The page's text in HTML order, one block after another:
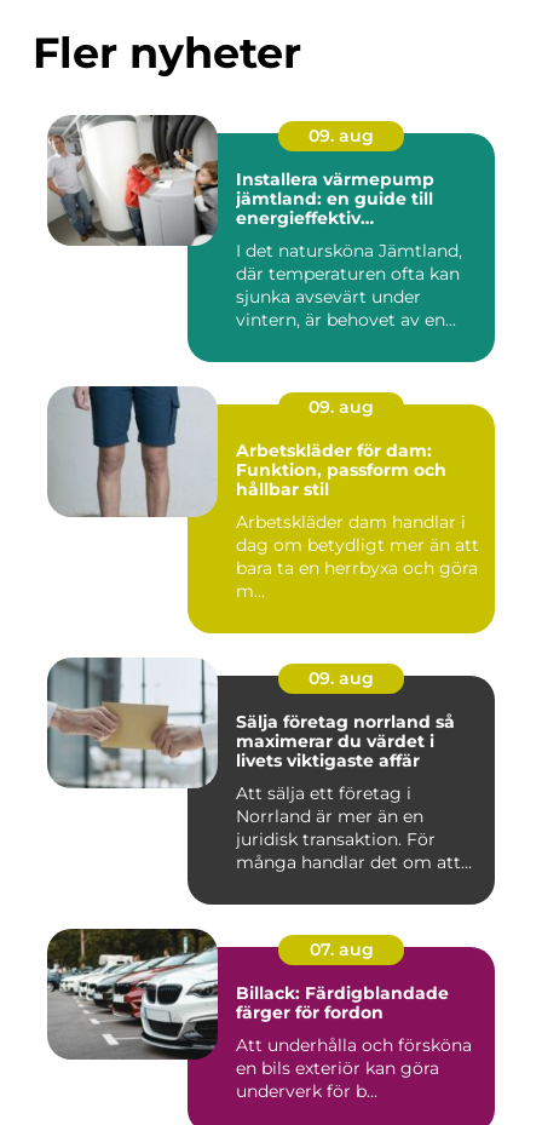
Fler nyheter
09. aug
Installera värmepump
jämtland: en guide till
energieffektiv
I det natursköna Jämtland,
där temperaturen ofta kan
sjunka avsevärt under
vintern, är behovet av en...
09. aug
Arbetskläder för dam:
Funktion, passform och
hållbar stil
Arbetskläder dam handlar i
dag om betydligt mer än att
bara ta en herrbyxa och göra
m...
09. aug
Sälja företag norrland så
maximerar du värdet i
livets viktigaste affär
Att sälja ett företag i
Norrland är mer än en
juridisk transaktion. För
många handlar det om att
07. aug
Billack: Färdigblandade
färger för fordon
Att underhålla och försköna
en bils exteriör kan göra
underverk för b...